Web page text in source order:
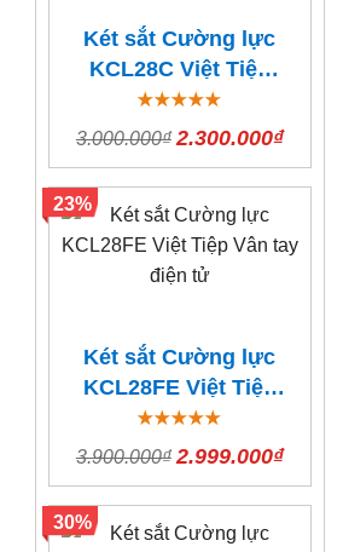
Két sắt Cường lực
KCL28C Việt Tiệp
mã cơ
3.000.000₫ 2.300.000₫
Két sắt Cường lực
KCL28FE Việt Tiệp
Vân tay điện tử
3.900.000₫ 2.999.000₫
23%
30%